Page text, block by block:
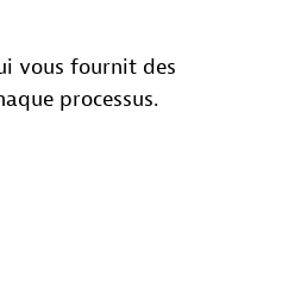
vous fournit des
processus.